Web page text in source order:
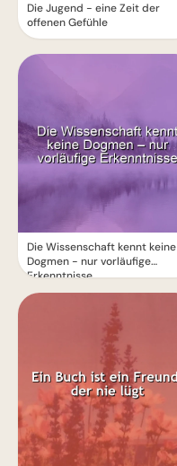
Die Jugend - eine Zeit der
offenen Gefühle
Die Wissenschaft kennt keine
Dogmen - nur vorläufige
Erkenntnisse